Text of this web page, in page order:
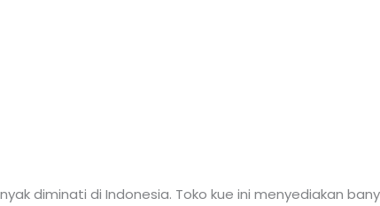
diminati di Indonesia. Toko kue ini menyediakan